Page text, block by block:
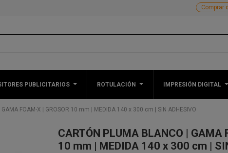
Comprar
PUBLICITARIOS ROTULACIÓN IMPRESIÓN DIGITAL
GAMA FOAM-X | GROSOR 10 mm | MEDIDA 140 x 300 cm | SIN ADHESIVO
CARTÓN PLUMA BLANCO | GAMA
10 mm | MEDIDA 140 x 300 cm |